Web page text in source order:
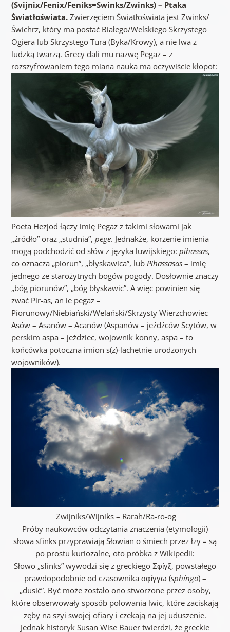
(Svijnix/Fenix/Feniks=Swinks/Zwinks) – Ptaka
Światłoświata.Zwierzęciem Światłoświata jest Zwinks/
Świchrz, który ma postać Białego/Welskiego Skrzystego
Ogiera lub Skrzystego Tura (Byka/Krowy), a nie lwa z
ludzką twarzą. Grecy dali mu nazwę Pegaz – z
rozszyfrowaniem tego miana nauka ma oczywiście kłopot:
Poeta Hezjod łączy imię Pegaz z takimi słowami jak
„źródło” oraz „studnia”, pēgē. Jednakże, korzenie imienia
mogą podchodzić od słów z języka luwijskiego: pihassas,
co oznacza „piorun”, „błyskawica”, lub Pihassasas– imię
jednego ze starożytnych bogów pogody. Dosłownie znaczy
„bóg piorunów”, „bóg błyskawic”. A więc powinien się
zwać Pir-as, an ie pegaz –
Piorunowy/Niebiański/Welański/Skrzysty Wierzchowiec
Asów – Asanów – Acanów (Aspanów – jeźdźców Scytów, w
perskim aspa – jeździec, wojownik konny, aspa – to
końcówka potoczna imion s(z)-lachetnie urodzonych
wojowników).
Zwijniks/Wijniks – Rarah/Ra-ro-og
Próby naukowców odczytania znaczenia (etymologii)
słowa sfinks przyprawiają Słowian o śmiech przez łzy – są
po prostu kuriozalne, oto próbka z Wikipedii:
Słowo „sfinks” wywodzi się z greckiego Σφίγξ, powstałego
prawdopodobnie od czasownika σφίγγω (sphíngō) –
„dusić”. Być może zostało ono stworzone przez osoby,
które obserwowały sposób polowania lwic, które zaciskają
zęby na szyi swojej ofiary i czekają na jej uduszenie.
Jednak historyk Susan Wise Bauer twierdzi, że greckie